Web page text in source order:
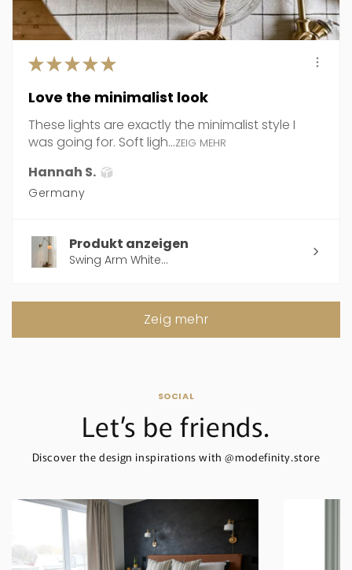
★★★★★
Love the minimalist look
These lights are exactly the minimalist style I
was going for. Soft ligh...ZEIG MEHR
Hannah S.
Germany
Produkt anzeigen
Swing Arm White...
Zeig mehr
SOCIAL
Let’s be friends.
Discover the design inspirations with @modefinity.store